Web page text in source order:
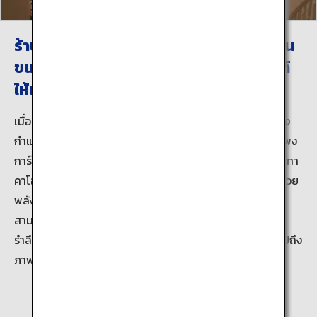
ร้านค้าที่พิพิธภัณฑ์นั้นมีกำแพงการ์ตูนญี่ปุ่น
ขนาดยักษ์ที่มีสินค้ามากมายของพิพิธภัณฑ์
ให้เลือกดู
เมื่อท่านผ่านทางเข้าไป ท่านจะได้เห็นฉากที่มีชื่อเสียงอยู่เต็มทั้ง
กำแพงที่สูงประมาณ 10 เมตรและกว้างประมาณ 7 เมตร กำแพง
การ์ตูนญี่ปุ่นยักษ์ เต็มไปด้วยงานศิลปะชิ้นเอกของญี่ปุ่นโดย ทา
คาโอะ ยางุจิ และศิลปินในอาคิตะท่านอื่นๆ ต้อนรับผู้เยี่ยมชมด้วย
พลังอันล้นเหลือ ในร้านค้าที่พิพิธภัณฑ์ที่อยู่ข้างใต้ ผู้เยี่ยมชม
สามารถเลือกซื้อสินค้าอันเป็นเอกลักษณ์ของพิพิธภัณฑ์เพื่อ
รำลึกถึงความทรงจำที่ได้รับจากการมาเยี่ยมที่แห่งนี้ ซึ่งรวมไปถึง
ภาพพิมพ์ด้วย